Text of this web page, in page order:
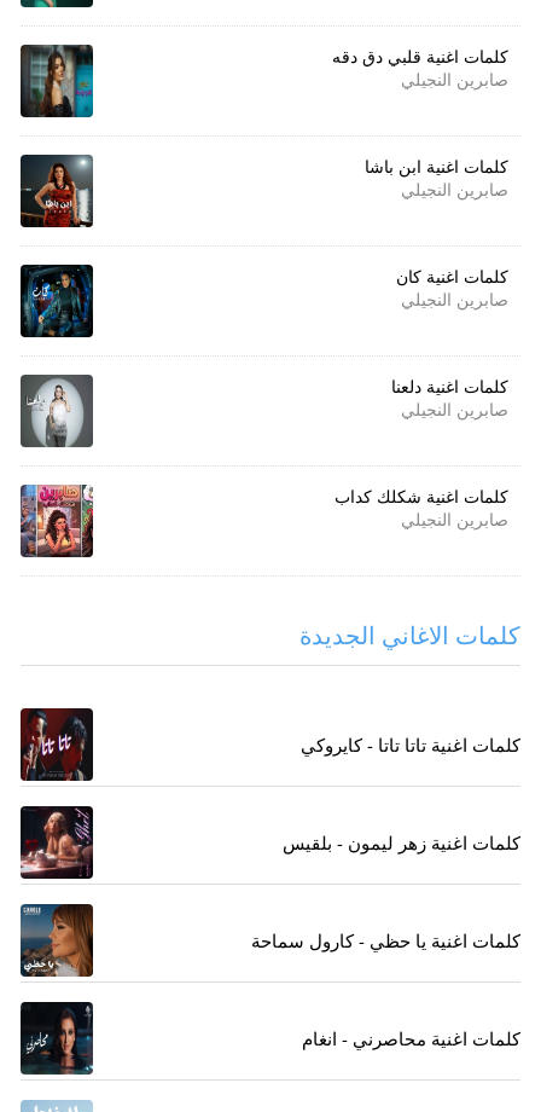
كلمات اغنية قلبي دق دقه
صابرين النجيلي
كلمات اغنية ابن باشا
صابرين النجيلي
كلمات اغنية كان
صابرين النجيلي
كلمات اغنية دلعنا
صابرين النجيلي
كلمات اغنية شكلك كداب
صابرين النجيلي
كلمات الاغاني الجديدة
كلمات اغنية تاتا تاتا - كايروكي
كلمات اغنية زهر ليمون - بلقيس
كلمات اغنية يا حظي - كارول سماحة
كلمات اغنية محاصرني - انغام